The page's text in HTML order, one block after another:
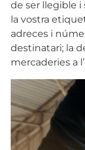
de ser llegible i
la vostra
adreces i
destinatari; la
mercaderies a